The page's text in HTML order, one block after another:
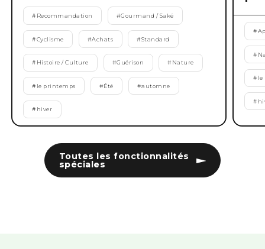
Toutes les fonctionnalités
spéciales
# Recommandation #Gourmand / Saké
#Cyclisme #Achats #Standard
# Histoire / Culture #Guérison # Nature
# le printemps #Été #automne
# hiver
#
#
# le
#